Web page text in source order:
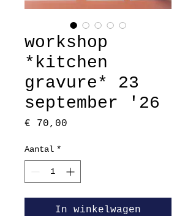
workshop
*kitchen
gravure* 23
september '26
€ 70,00
Aantal *
In winkelwagen